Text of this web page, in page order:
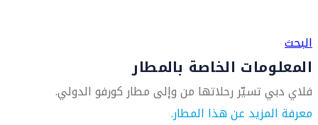
البحث
المعلومات الخاصة بالمطار
فلاي دبي تسيّر رحلاتها من وإلى مطار كورفو الدولي.
معرفة المزيد عن هذا المطار.